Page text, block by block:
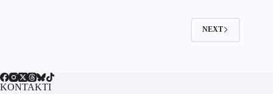
NEXT
KONTAKTI